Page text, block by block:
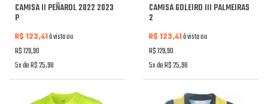
CAMISA II PEÑAROL 2022 2023
P
R$ 123,41à vista ou
R$ 129,90
5x de R$ 25,98
CAMISA GOLEIRO III PALMEIRAS
2
R$ 123,41à vista ou
R$ 129,90
5x de R$ 25,98